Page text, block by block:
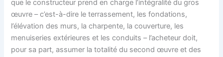
que le constructeur prend en charge l’intégralité du gros
œuvre – c’est-à-dire le terrassement, les fondations,
l’élévation des murs, la charpente, la couverture, les
menuiseries extérieures et les conduits – l’acheteur doit,
pour sa part, assumer la totalité du second œuvre et des